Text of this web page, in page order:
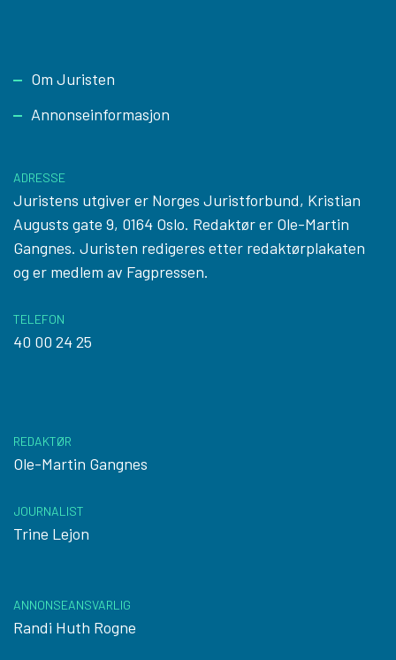
Footer
Om Juristen
Annonseinformasjon
ADRESSE
Juristens utgiver er Norges Juristforbund, Kristian
Augusts gate 9, 0164 Oslo. Redaktør er Ole-Martin
Gangnes. Juristen redigeres etter redaktørplakaten
og er medlem av Fagpressen.
TELEFON
40 00 24 25
REDAKTØR
Ole-Martin Gangnes
JOURNALIST
Trine Lejon
ANNONSEANSVARLIG
Randi Huth Rogne